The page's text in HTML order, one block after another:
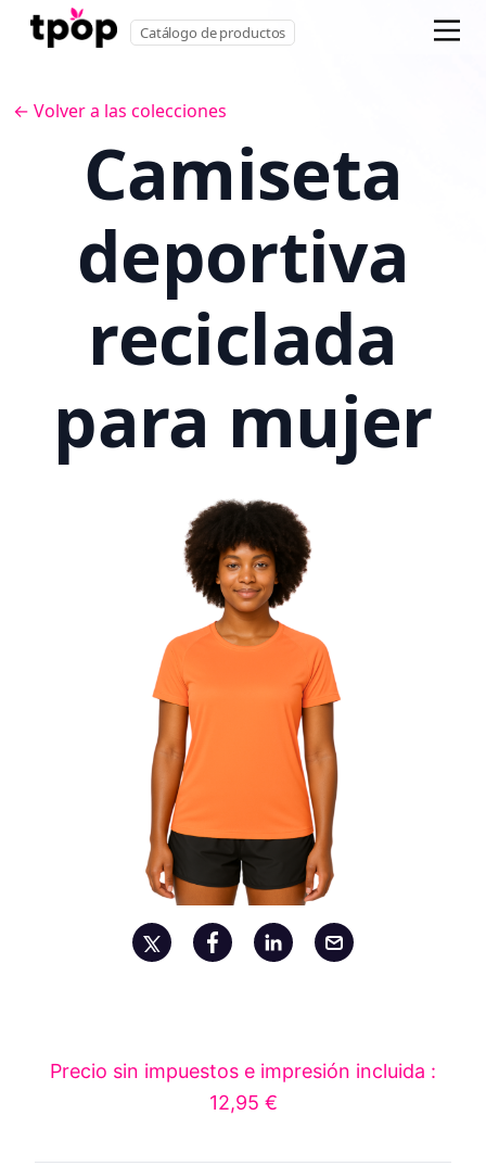
Catálogo de productos
← Volver a las colecciones
Camiseta
deportiva
reciclada
para mujer
Precio sin impuestos e impresión incluida :
12,95 €